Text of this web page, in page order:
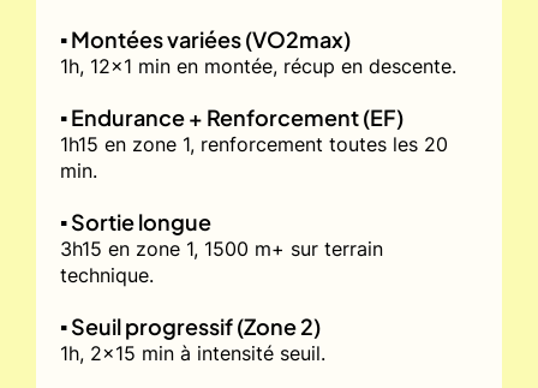
▪️ Montées variées (VO2max)
1h, 12x1 min en montée, récup en descente.
▪️ Endurance + Renforcement (EF)
1h15 en zone 1, renforcement toutes les 20
min.
▪️ Sortie longue
3h15 en zone 1, 1500 m+ sur terrain
technique.
▪️ Seuil progressif (Zone 2)
1h, 2x15 min à intensité seuil.